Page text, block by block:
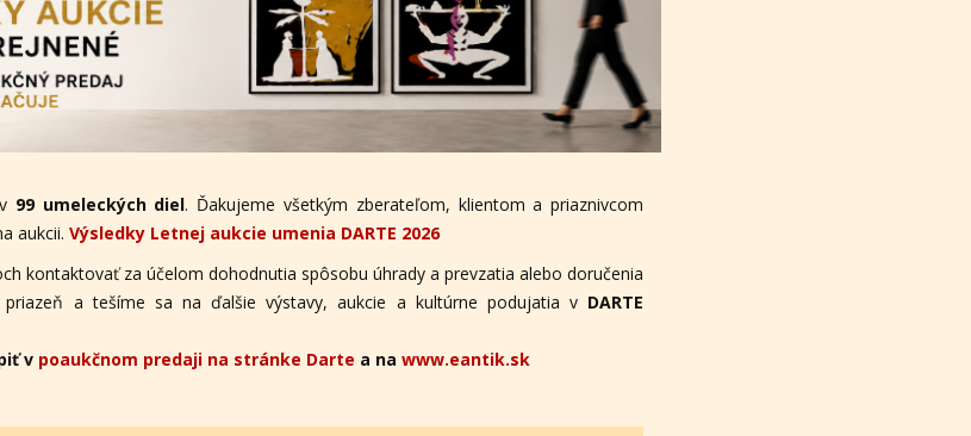
99 umeleckých diel. Ďakujeme všetkým zberateľom, klientom a priaznivcom
aukcii. Výsledky Letnej aukcie umenia DARTE 2026
kontaktovať za účelom dohodnutia spôsobu úhrady a prevzatia alebo doručenia
priazeň a tešíme sa na ďalšie výstavy, aukcie a kultúrne podujatia v DARTE
v poaukčnom predaji na stránke Darte a na www.eantik.sk